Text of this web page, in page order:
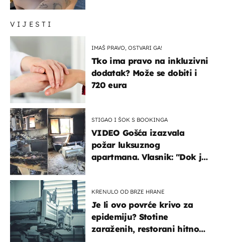
VIJESTI
IMAŠ PRAVO, OSTVARI GA!
Tko ima pravo na inkluzivni
dodatak? Može se dobiti i
720 eura
STIGAO I ŠOK S BOOKINGA
VIDEO Gošća izazvala
požar luksuznog
apartmana. Vlasnik: "Dok je
KRENULO OD BRZE HRANE
Je li ovo povrće krivo za
epidemiju? Stotine
zaraženih, restorani hitno